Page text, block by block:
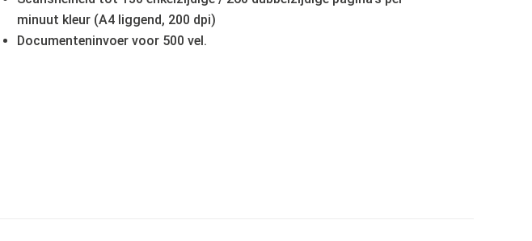
minuut kleur (A4 liggend, 200 dpi)
Documenteninvoer voor 500 vel.